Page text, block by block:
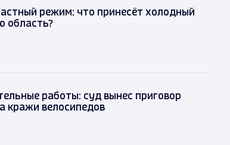
режим: что принесёт холодный
область?
работы: суд вынес приговор
кражи велосипедов